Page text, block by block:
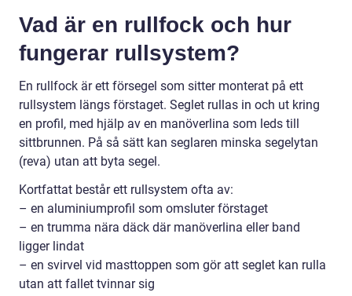
Vad är en rullfock och hur
fungerar rullsystem?
En rullfock är ett försegel som sitter monterat på ett
rullsystem längs förstaget. Seglet rullas in och ut kring
en profil, med hjälp av en manöverlina som leds till
sittbrunnen. På så sätt kan seglaren minska segelytan
(reva) utan att byta segel.
Kortfattat består ett rullsystem ofta av:
– en aluminiumprofil som omsluter förstaget
– en trumma nära däck där manöverlina eller band
ligger lindat
– en svirvel vid masttoppen som gör att seglet kan rulla
utan att fallet tvinnar sig